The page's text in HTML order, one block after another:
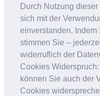
Durch Nutzung
sich mit der
einverstanden. Indem
stimmen Sie –
widerruflich der
Cookies
können Sie auch der
Cookies